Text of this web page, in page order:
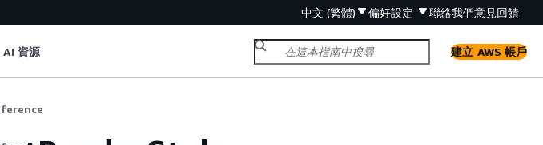
中文 (繁體) 偏好設定 聯絡我們意見回饋
AI 資源 建立 AWS 帳戶